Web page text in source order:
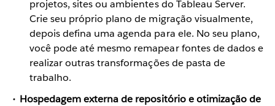
projetos, sites ou ambientes do Tableau Server.
Crie seu próprio plano de migração visualmente,
depois defina uma agenda para ele. No seu plano,
você pode até mesmo remapear fontes de dados e
realizar outras transformações de pasta de
trabalho.
Hospedagem externa de repositório e otimização de